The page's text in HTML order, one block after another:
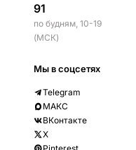
91
по будням, 10-19
(МСК)
Мы в соцсетях
Telegram
МАКС
ВКонтакте
X